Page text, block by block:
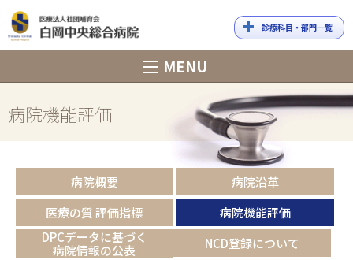
病院
診療科目・部門一覧
MENU
病院機能評価
病院概要
病院沿革
医療の質 評価指標
病院機能評価
DPCデータに基づく
病院情報の公表
NCD登録について